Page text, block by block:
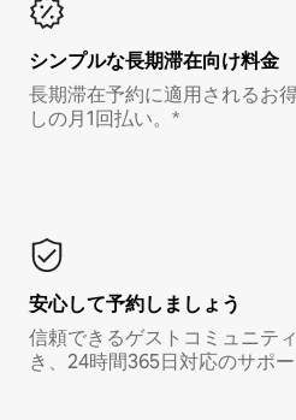
シンプルな長期滞在向け料金
長期滞在予約に適用されるお
しの月1回払い。*
安心して予約しましょう
信頼できるゲストコミュニテ
き、24時間365日対応のサポー